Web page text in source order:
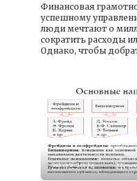
Финансовая
успешному
люди мечтают о
сократить расходы
Однако, чтобы
29.02.2024